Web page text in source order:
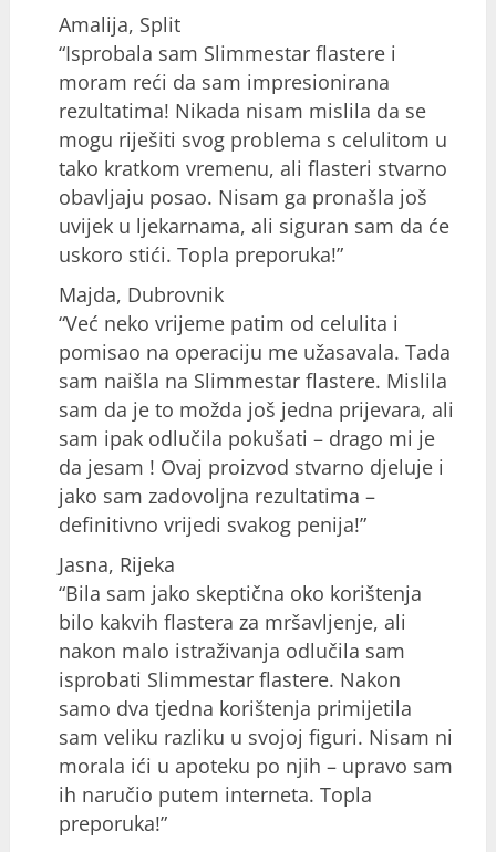
Amalija, Split
“Isprobala sam Slimmestar flastere i
moram reći da sam impresionirana
rezultatima! Nikada nisam mislila da se
mogu riješiti svog problema s celulitom u
tako kratkom vremenu, ali flasteri stvarno
obavljaju posao. Nisam ga pronašla još
uvijek u ljekarnama, ali siguran sam da će
uskoro stići. Topla preporuka!”
Majda, Dubrovnik
“Već neko vrijeme patim od celulita i
pomisao na operaciju me užasavala. Tada
sam naišla na Slimmestar flastere. Mislila
sam da je to možda još jedna prijevara, ali
sam ipak odlučila pokušati – drago mi je
da jesam ! Ovaj proizvod stvarno djeluje i
jako sam zadovoljna rezultatima –
definitivno vrijedi svakog penija!”
Jasna, Rijeka
“Bila sam jako skeptična oko korištenja
bilo kakvih flastera za mršavljenje, ali
nakon malo istraživanja odlučila sam
isprobati Slimmestar flastere. Nakon
samo dva tjedna korištenja primijetila
sam veliku razliku u svojoj figuri. Nisam ni
morala ići u apoteku po njih – upravo sam
ih naručio putem interneta. Topla
preporuka!”